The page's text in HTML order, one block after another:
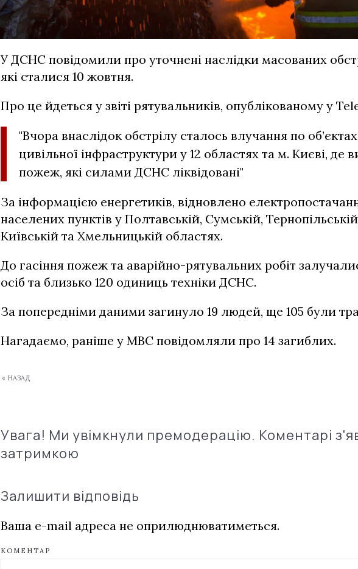
У ДСНС повідомили про уточнені наслідки масованих
які сталися 10 жовтня.
Про це йдеться у звіті рятувальників, опублікованому у
"Вчора внаслідок обстрілу сталось влучання по
цивільної інфраструктури у 12 областях та м. Києві, де
пожеж, які силами ДСНС ліквідовані"
За інформацією енергетиків, відновлено
населених пунктів у Полтавській, Сумській,
Київській та Хмельницькій областях.
До гасіння пожеж та аварійно-рятувальних робіт
осіб та близько 120 одиниць техніки ДСНС.
За попередніми даними загинуло 19 людей, ще 105 були
Нагадаємо, раніше у МВС повідомляли про 14 загиблих.
« НАЗАД
Увага! Ми увімкнули премодерацію. Коментарі
затримкою
Залишити відповідь
Ваша e-mail адреса не оприлюднюватиметься.
КОМЕНТАР